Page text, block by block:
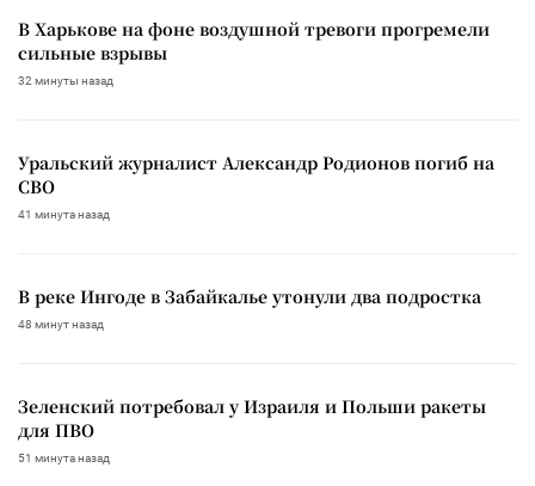
В Харькове на фоне воздушной тревоги прогремели
сильные взрывы
32 минуты назад
Уральский журналист Александр Родионов погиб на
СВО
41 минута назад
В реке Ингоде в Забайкалье утонули два подростка
48 минут назад
Зеленский потребовал у Израиля и Польши ракеты
для ПВО
51 минута назад